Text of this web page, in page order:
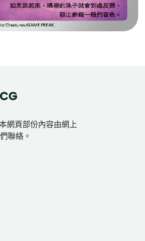
網頁部份內容由網上
聯絡。